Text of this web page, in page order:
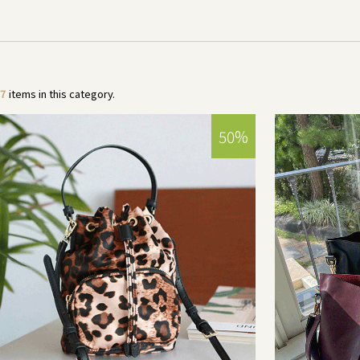
7 items in this category.
50%